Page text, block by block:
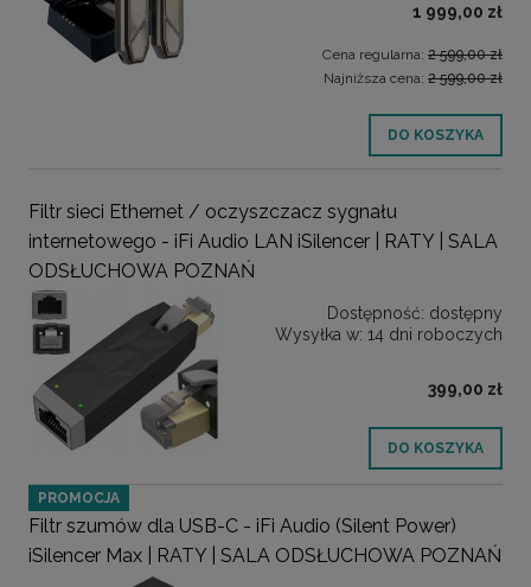
1 999,00 zł
Cena regularna: 2 599,00 zł
Najniższa cena: 2 599,00 zł
DO KOSZYKA
Filtr sieci Ethernet / oczyszczacz sygnału
internetowego - iFi Audio LAN iSilencer | RATY | SALA
ODSŁUCHOWA POZNAŃ
Dostępność: dostępny
Wysyłka w: 14 dni roboczych
399,00 zł
DO KOSZYKA
Filtr szumów dla USB-C - iFi Audio (Silent Power)
iSilencer Max | RATY | SALA ODSŁUCHOWA POZNAŃ
PROMOCJA